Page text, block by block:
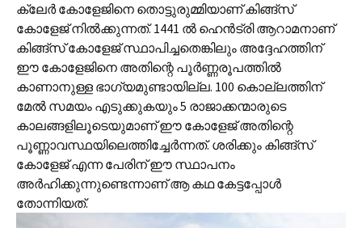
ക്ലേര്‍ കോളേജിനെ തൊട്ടുരുമ്മിയാണ് കിങ്ങ്‌സ്
കോളേജ് നില്‍ക്കുന്നത്. 1441 ല്‍ ഹെന്‍‌ട്രി ആറാമനാണ്
കിങ്ങ്‌സ് കോളേജ് സ്ഥാപിച്ചതെങ്കിലും അദ്ദേഹത്തിന്
ഈ കോളേജിനെ അതിന്റെ പൂര്‍ണ്ണരൂപത്തില്‍
കാണാനുള്ള ഭാഗ്യമുണ്ടായില്ല. 100 കൊല്ലത്തിന്
മേല്‍ സമയം എടുക്കുകയും 5 രാജാക്കന്മാരുടെ
കാലങ്ങളിലൂടെയുമാണ് ഈ കോളേജ് അതിന്റെ
പൂണ്ണാവസ്ഥയിലെത്തിച്ചേര്‍ന്നത്. ശരിക്കും കിങ്ങ്‌സ്
കോളേജ് എന്ന പേരിന് ഈ സ്ഥാപനം
അര്‍ഹിക്കുന്നുണ്ടെന്നാണ് ആ കഥ കേട്ടപ്പോള്‍
തോന്നിയത്.